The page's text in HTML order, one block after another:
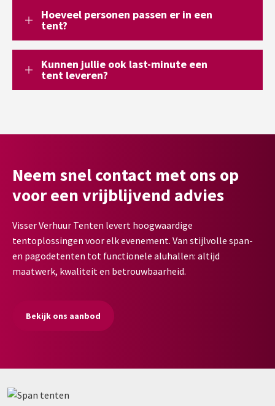
Hoeveel personen passen er in een
tent?
Kunnen jullie ook last-minute een
tent leveren?
Neem snel contact met ons op
voor een vrijblijvend advies
Visser Verhuur Tenten levert hoogwaardige
tentoplossingen voor elk evenement. Van stijlvolle span-
en pagodetenten tot functionele aluhallen: altijd
maatwerk, kwaliteit en betrouwbaarheid.
Bekijk ons aanbod